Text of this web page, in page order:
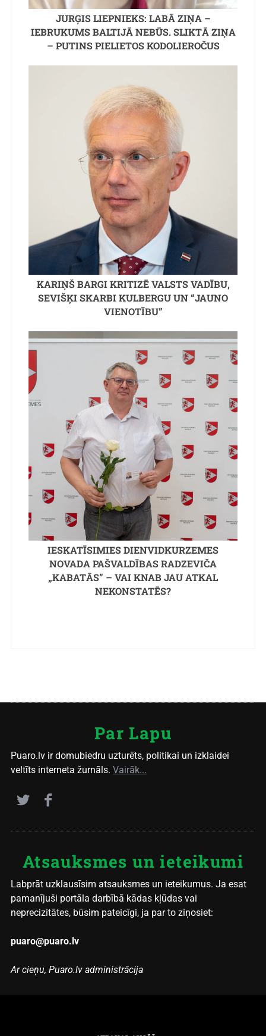
JURĢIS LIEPNIEKS: LABĀ ZIŅA –
IEBRUKUMS BALTIJĀ NEBŪS. SLIKTĀ ZIŅA
– PUTINS PIELIETOS KODOLIEROČUS
KARIŅŠ BARGI KRITIZĒ VALSTS VADĪBU,
SEVIŠĶI SKARBI KULBERGU UN “JAUNO
VIENOTĪBU”
IESKATĪSIMIES DIENVIDKURZEMES
NOVADA PAŠVALDĪBAS RADZEVIČA
„KABATĀS” – VAI KNAB JAU ATKAL
NEKONSTATĒS?
Par Lapu
Puaro.lv ir domubiedru uzturēts, politikai un izklaidei
veltīts interneta žurnāls. Vairāk...
Atsauksmes un ieteikumi
Labprāt uzklausīsim atsauksmes un ieteikumus. Ja esat
pamanījuši portāla darbībā kādas kļūdas vai
neprecizitātes, būsim pateicīgi, ja par to ziņosiet:
puaro@puaro.lv
Ar cieņu, Puaro.lv administrācija